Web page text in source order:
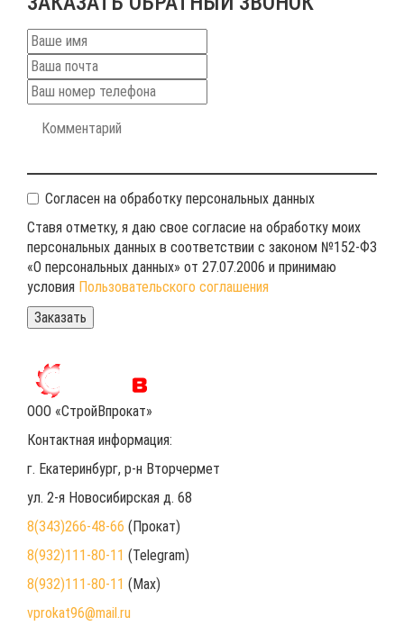
Согласен на обработку персональных данных
Ставя отметку, я даю свое согласие на обработку моих
персональных данных в соответствии с законом №152-ФЗ
«О персональных данных» от 27.07.2006 и принимаю
условия Пользовательского соглашения
ООО «СтройВпрокат»
Контактная информация:
г. Екатеринбург, р-н Вторчермет
ул. 2-я Новосибирская д. 68
8(343)266-48-66 (Прокат)
8(932)111-80-11 (Telegram)
8(932)111-80-11 (Max)
vprokat96@mail.ru